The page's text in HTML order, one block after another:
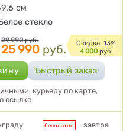
см
стекло
Цена
29 990 руб.
25 990 руб. Cкидка-13%
4 000 руб.
курьеру по карте,
ссылке
бесплатно
завтра